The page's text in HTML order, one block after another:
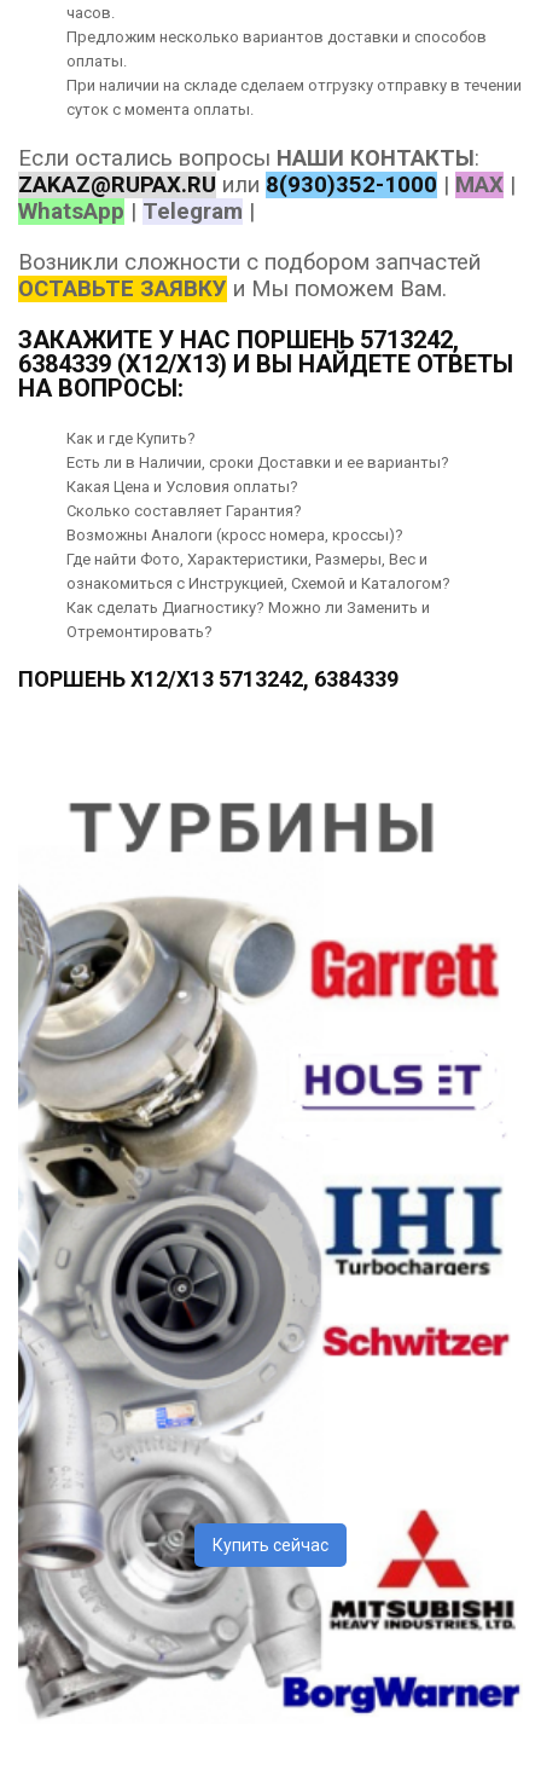
часов.
Предложим несколько вариантов доставки и способов
оплаты
При наличии на складе сделаем отгрузку отправку в течении
суток с момента оплаты.
Если остались вопросы НАШИ КОНТАКТЫ:
ZAKAZ@RUPAX.RU или 8(930)352-1000 | MAX |
WhatsApp | Telegram |
Возникли сложности с подбором запчастей
ОСТАВЬТЕ ЗАЯВКУ и Мы поможем Вам.
ЗАКАЖИТЕ У НАС ПОРШЕНЬ 5713242,
6384339 (X12/X13) И ВЫ НАЙДЕТЕ ОТВЕТЫ
НА ВОПРОСЫ:
Как и где Купить?
Есть ли в Наличии, сроки Доставки и ее варианты?
Какая Цена и Условия оплаты?
Сколько составляет Гарантия?
Возможны Аналоги (кросс номера, кроссы)?
Где найти Фото, Характеристики, Размеры, Вес и
ознакомиться с Инструкцией, Схемой и Каталогом?
Как сделать Диагностику? Можно ли Заменить и
Отремонтировать?
ПОРШЕНЬ X12/X13 5713242, 6384339
Купить сейчас